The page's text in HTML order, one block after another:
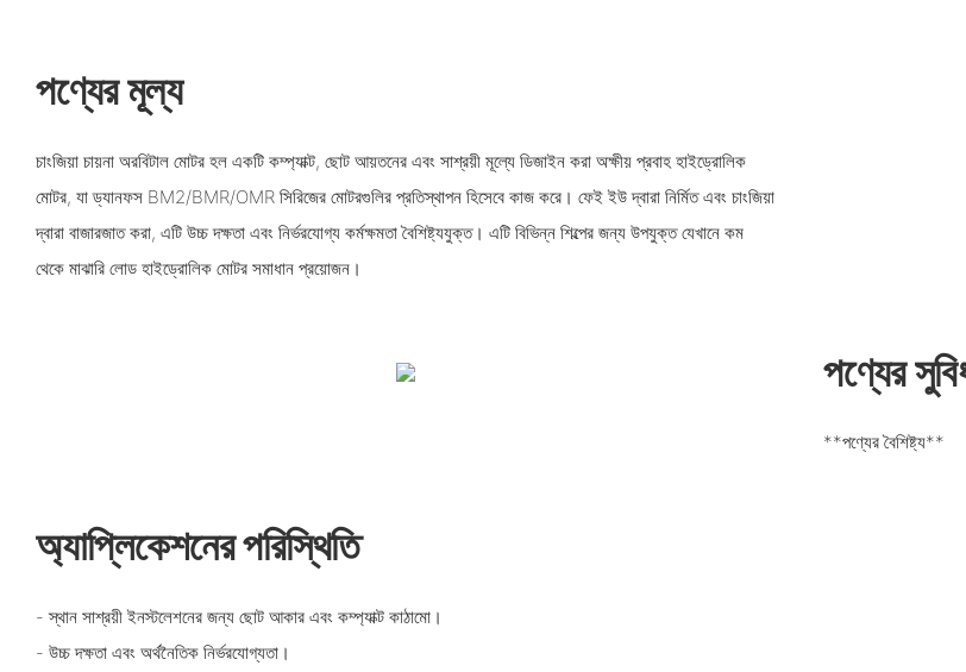
পণ্যের মূল্য
চাংজিয়া চায়না অরবিটাল মোটর হল একটি কম্প্যাক্ট, ছোট আয়তনের এবং সাশ্রয়ী মূল্যে ডিজাইন করা অক্ষীয় প্রবাহ হাইড্রোলিক
মোটর, যা ড্যানফস BM2/BMR/OMR সিরিজের মোটরগুলির প্রতিস্থাপন হিসেবে কাজ করে। ফেই ইউ দ্বারা নির্মিত এবং চাংজিয়া
দ্বারা বাজারজাত করা, এটি উচ্চ দক্ষতা এবং নির্ভরযোগ্য কর্মক্ষমতা বৈশিষ্ট্যযুক্ত। এটি বিভিন্ন শিল্পের জন্য উপযুক্ত যেখানে কম
থেকে মাঝারি লোড হাইড্রোলিক মোটর সমাধান প্রয়োজন।
পণ্যের
**পণ্যের বৈশিষ্ট্য**
অ্যাপ্লিকেশনের পরিস্থিতি
- স্থান সাশ্রয়ী ইনস্টলেশনের জন্য ছোট আকার এবং কম্প্যাক্ট কাঠামো।
- উচ্চ দক্ষতা এবং অর্থনৈতিক নির্ভরযোগ্যতা।